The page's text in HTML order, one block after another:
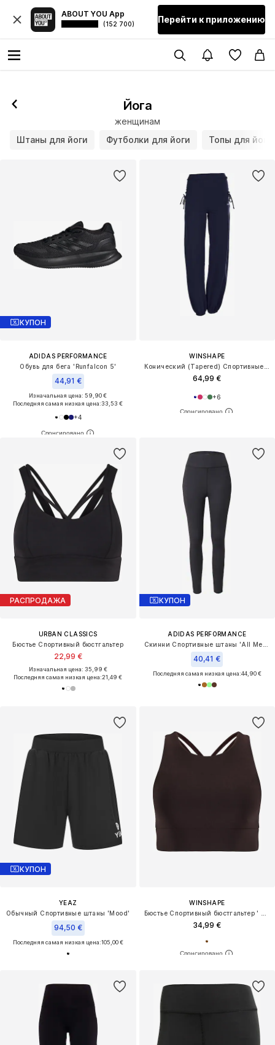
ABOUT YOU App
(152 700) Перейти к приложению
Йога
женщинам
Штаны для йоги
Футболки для йоги Топы для йоги
КУПОН
ADIDAS PERFORMANCE
Обувь для бега 'Runfalcon 5'
44,91 €
Изначальная цена: 59,90 €
Последняя самая низкая цена:33,53 €
+4
WINSHAPE
64,99 €
+6
РАСПРОДАЖА
URBAN CLASSICS
Бюстье Спортивный бюстгальтер
22,99 €
Изначальная цена: 35,99 €
Последняя самая низкая цена:21,49 €
КУПОН
ADIDAS PERFORMANCE
40,41 €
Последняя самая низкая цена:44,90 €
КУПОН
YEAZ
Обычный Спортивные штаны 'Mood'
94,50 €
Последняя самая низкая цена:105,00 €
WINSHAPE
34,99 €